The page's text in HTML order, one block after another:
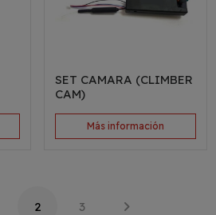
SET CAMARA (CLIMBER
CAM)
Más información
2 3